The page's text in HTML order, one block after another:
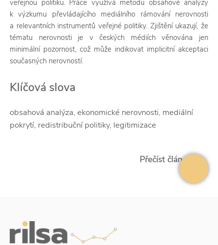
veřejnou politiku. Práce využívá metodu obsahové analýzy
k výzkumu převládajícího mediálního rámování nerovnosti
a relevantních instrumentů veřejné politiky. Zjištění ukazují, že
tématu nerovnosti je v českých médiích věnována jen
minimální pozornost, což může indikovat implicitní akceptaci
současných nerovností.
Klíčová slova
obsahová analýza, ekonomické nerovnosti, mediální
pokrytí, redistribuční politiky, legitimizace
Přečíst článek